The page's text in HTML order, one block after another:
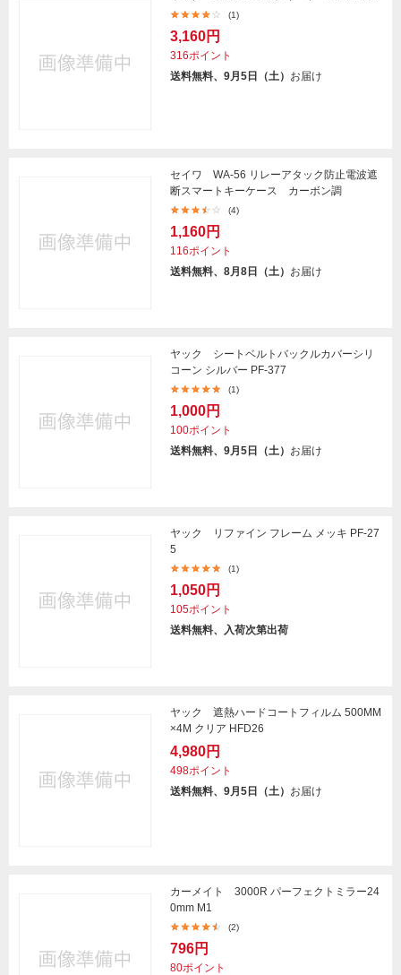
(1)
3,160円
316ポイント
送料無料、9月5日（土） お届け
セイワ WA-56 リレーアタック防止電波遮
断スマートキーケース カーボン調
(4)
1,160円
116ポイント
送料無料、8月8日（土） お届け
ヤック シートベルトバックルカバーシリ
コーン シルバー PF-377
(1)
1,000円
100ポイント
送料無料、9月5日（土） お届け
ヤック リファイン フレーム メッキ PF-27
5
(1)
1,050円
105ポイント
送料無料、入荷次第出荷
ヤック 遮熱ハードコートフィルム 500MM
×4M クリア HFD26
4,980円
498ポイント
送料無料、9月5日（土） お届け
カーメイト 3000R パーフェクトミラー24
0mm M1
(2)
796円
80ポイント